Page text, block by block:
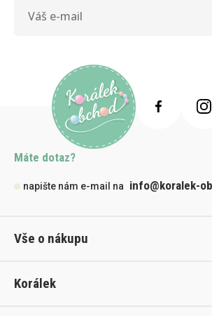
Máte dotaz?
napište nám e-mail na info@koralek-
Vše o nákupu
Korálek